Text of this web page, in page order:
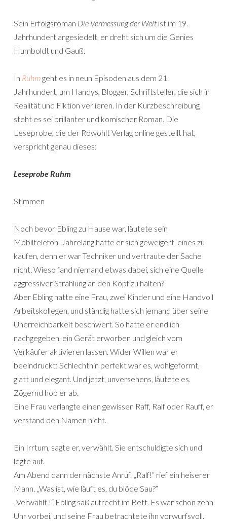
Sein Erfolgsroman Die Vermessung der Welt ist im 19.
Jahrhundert angesiedelt, er dreht sich um die Genies
Humboldt und Gauß.
In Ruhmgeht es in neun Episoden aus dem 21.
Jahrhundert, um Handys, Blogger, Schriftsteller, die sich in
Realität und Fiktion verlieren. In der Kurzbeschreibung
steht es sei brillanter und komischer Roman. Die
Leseprobe, die der Rowohlt Verlag online gestellt hat,
verspricht genau dieses:
Leseprobe Ruhm
Stimmen
Noch bevor Ebling zu Hause war, läutete sein
Mobiltelefon. Jahrelang hatte er sich geweigert, eines zu
kaufen, denn er war Techniker und vertraute der Sache
nicht. Wieso fand niemand etwas dabei, sich eine Quelle
aggressiver Strahlung an den Kopf zu halten?
Aber Ebling hatte eine Frau, zwei Kinder und eine Handvoll
Arbeitskollegen, und ständig hatte sich jemand über seine
Unerreichbarkeit beschwert. So hatte er endlich
nachgegeben, ein Gerät erworben und gleich vom
Verkäufer aktivieren lassen. Wider Willen war er
beeindruckt: Schlechthin perfekt war es, wohlgeformt,
glatt und elegant. Und jetzt, unversehens, läutete es.
Zögernd hob er ab.
Eine Frau verlangte einen gewissen Raff, Ralf oder Rauff, er
verstand den Namen nicht.
Ein Irrtum, sagte er, verwählt. Sie entschuldigte sich und
legte auf.
Am Abend dann der nächste Anruf. „Ralf!“ rief ein heiserer
Mann. „Was ist, wie läuft es, du blöde Sau?“
„Verwählt !“ Ebling saß aufrecht im Bett. Es war schon zehn
Uhr vorbei, und seine Frau betrachtete ihn vorwurfsvoll.